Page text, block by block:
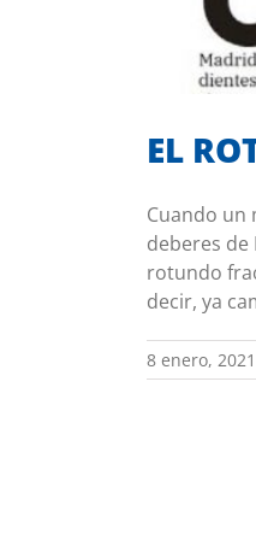
EL
Cuando un
deberes de
rotundo
decir, ya
8 enero, 2021